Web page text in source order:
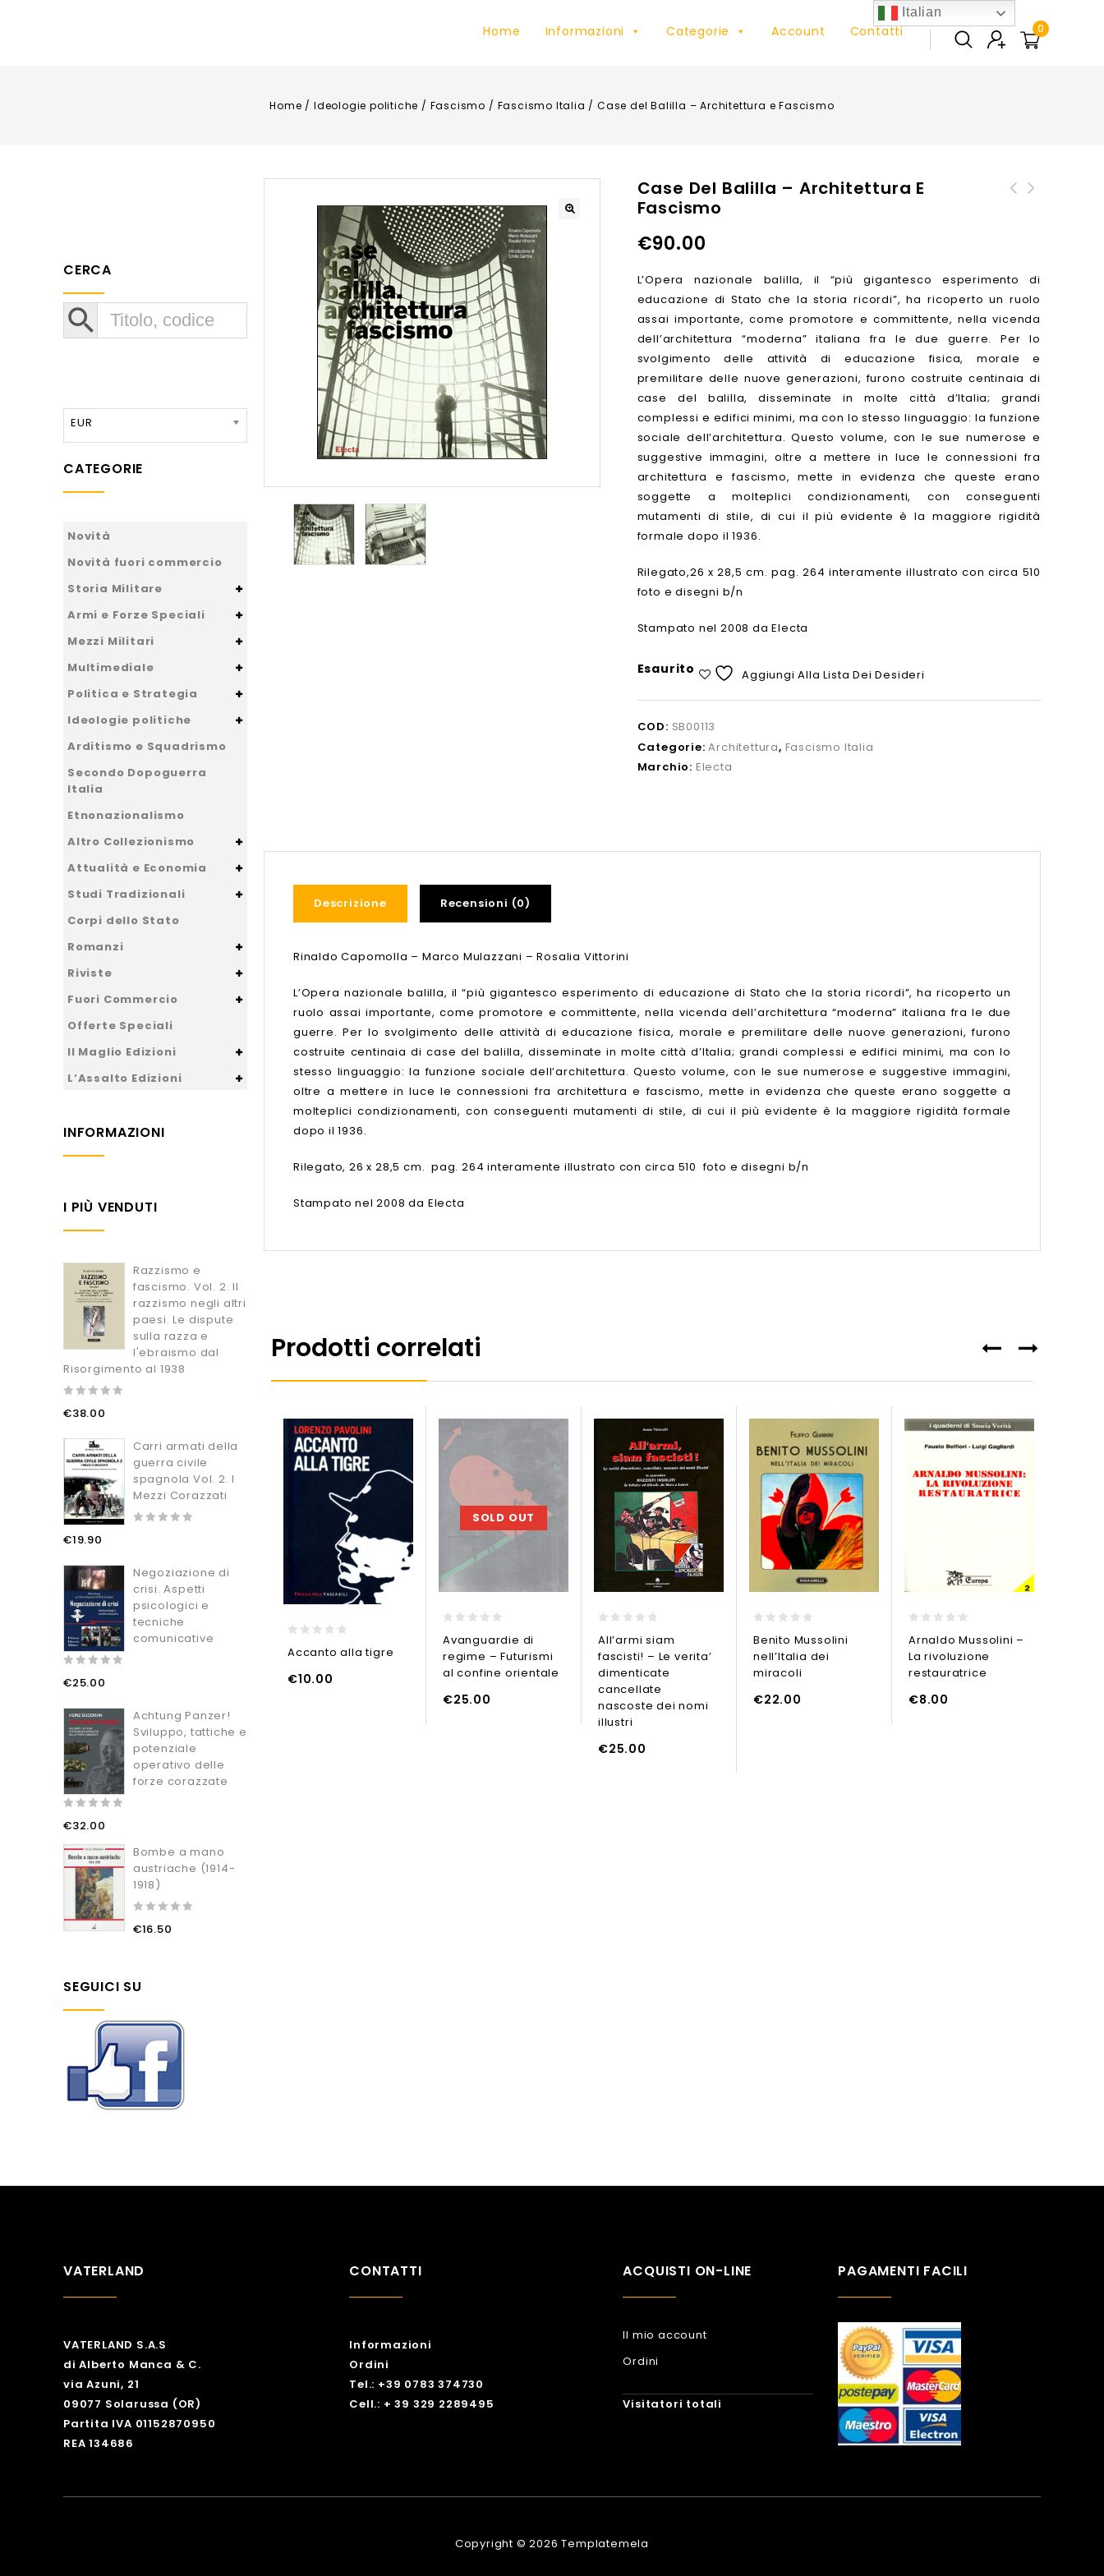
0
Home Informazioni Categorie Account Contatti
Home /Ideologie politiche / Fascismo / Fascismo Italia / Case del Balilla – Architettura e Fascismo
Case Del Balilla – Architettura E
Fascismo
€90.00
L’Opera nazionale balilla, il “più gigantesco esperimento di
educazione di Stato che la storia ricordi”, ha ricoperto un ruolo
assai importante, come promotore e committente, nella vicenda
dell’architettura “moderna” italiana fra le due guerre. Per lo
svolgimento delle attività di educazione fisica, morale e
premilitare delle nuove generazioni, furono costruite centinaia di
case del balilla, disseminate in molte città d’Italia; grandi
complessi e edifici minimi, ma con lo stesso linguaggio: la funzione
sociale dell’architettura. Questo volume, con le sue numerose e
suggestive immagini, oltre a mettere in luce le connessioni fra
architettura e fascismo, mette in evidenza che queste erano
soggette a molteplici condizionamenti, con conseguenti
mutamenti di stile, di cui il più evidente è la maggiore rigidità
formale dopo il 1936.
Rilegato,26 x 28,5 cm. pag. 264 interamente illustrato con circa 510
foto e disegni b/n
Stampato nel 2008 da Electa
Esaurito Aggiungi Alla Lista Dei Desideri
COD: SB00113
Categorie:Architettura, Fascismo Italia
Marchio: Electa
Descrizione Recensioni (0)
Rinaldo Capomolla – Marco Mulazzani – Rosalia Vittorini
L’Opera nazionale balilla, il “più gigantesco esperimento di educazione di Stato che la storia ricordi”, ha ricoperto un
ruolo assai importante, come promotore e committente, nella vicenda dell’architettura “moderna” italiana fra le due
guerre. Per lo svolgimento delle attività di educazione fisica, morale e premilitare delle nuove generazioni, furono
costruite centinaia di case del balilla, disseminate in molte città d’Italia; grandi complessi e edifici minimi, ma con lo
stesso linguaggio: la funzione sociale dell’architettura. Questo volume, con le sue numerose e suggestive immagini,
oltre a mettere in luce le connessioni fra architettura e fascismo, mette in evidenza che queste erano soggette a
molteplici condizionamenti, con conseguenti mutamenti di stile, di cui il più evidente è la maggiore rigidità formale
dopo il 1936.
Rilegato, 26 x 28,5 cm. pag. 264 interamente illustrato con circa 510 foto e disegni b/n
Stampato nel 2008 da Electa
Prodotti correlati
out
5
Accanto alla tigre
€10.00
SOLD OUT
out
of
Avanguardie di
regime – Futurismi
al confine orientale
€25.00
out
of
5
All’armi siam
fascisti! – Le verita’
dimenticate
cancellate
nascoste dei nomi
illustri
€25.00
AGGIUNGI AL CARRELLO
out
of
Benito Mussolini
nell’Italia dei
miracoli
€22.00
AGGIUNGI AL CARRELLO
out
of
Arnaldo Mussolini –
La rivoluzione
restauratrice
€8.00
CERCA
EUR
CATEGORIE
Novità
Novità fuori commercio
Storia Militare
Armi e Forze Speciali
Mezzi Militari
Multimediale
Politica e Strategia
Ideologie politiche
Arditismo e Squadrismo
Secondo Dopoguerra
Italia
Etnonazionalismo
Altro Collezionismo
Attualità e Economia
Studi Tradizionali
Corpi dello Stato
Romanzi
Riviste
Fuori Commercio
Offerte Speciali
Il Maglio Edizioni
L’Assalto Edizioni
INFORMAZIONI
I PIÙ VENDUTI
Razzismo e
fascismo. Vol. 2. Il
razzismo negli altri
paesi. Le dispute
sulla razza e
l'ebraismo dal
Risorgimento al 1938
out
5
€38.00
Carri armati della
guerra civile
spagnola Vol. 2. I
Mezzi Corazzati
5
€19.90
Negoziazione di
crisi. Aspetti
psicologici e
tecniche
comunicative
out
5
€25.00
Achtung Panzer!
Sviluppo, tattiche e
potenziale
operativo delle
forze corazzate
out
5
€32.00
Bombe a mano
austriache (1914-
1918)
out
€16.50
SEGUICI SU
VATERLAND
VATERLAND S.A.S
di Alberto Manca & C.
via Azuni, 21
09077 Solarussa (OR)
Partita IVA 01152870950
REA 134686
CONTATTI
Informazioni
Ordini
Tel.: +39 0783 374730
Cell.: + 39 329 2289495
ACQUISTI ON-LINE
Il mio account
Ordini
Visitatori totali
PAGAMENTI FACILI
Copyright © 2026 Templatemela
Italian